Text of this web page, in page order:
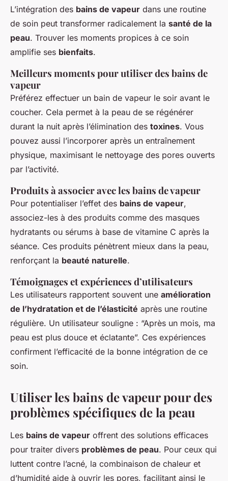
L’intégration des bains de vapeur dans une routine
de soin peut transformer radicalement la santé de la
peau. Trouver les moments propices à ce soin
amplifie ses bienfaits.
Meilleurs moments pour utiliser des bains de
vapeur
Préférez effectuer un bain de vapeur le soir avant le
coucher. Cela permet à la peau de se régénérer
durant la nuit après l’élimination des toxines. Vous
pouvez aussi l’incorporer après un entraînement
physique, maximisant le nettoyage des pores ouverts
par l’activité.
Produits à associer avec les bains de vapeur
Pour potentialiser l’effet des bains de vapeur,
associez-les à des produits comme des masques
hydratants ou sérums à base de vitamine C après la
séance. Ces produits pénètrent mieux dans la peau,
renforçant la beauté naturelle.
Témoignages et expériences d’utilisateurs
Les utilisateurs rapportent souvent une amélioration
de l’hydratation et de l’élasticité après une routine
régulière. Un utilisateur souligne : “Après un mois, ma
peau est plus douce et éclatante”. Ces expériences
confirment l’efficacité de la bonne intégration de ce
soin.
Utiliser les bains de vapeur pour des
problèmes spécifiques de la peau
Les bains de vapeur offrent des solutions efficaces
pour traiter divers problèmes de peau. Pour ceux qui
luttent contre l’acné, la combinaison de chaleur et
d’humidité aide à ouvrir les pores, facilitant ainsi le